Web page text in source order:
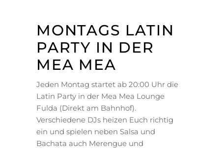
MONTAGS LATIN
PARTY IN DER
MEA MEA
Jeden Montag startet ab 20:00 Uhr die
Latin Party in der Mea Mea Lounge
Fulda (Direkt am Bahnhof).
Verschiedene DJs heizen Euch richtig
ein und spielen neben Salsa und
Bachata auch Merengue und